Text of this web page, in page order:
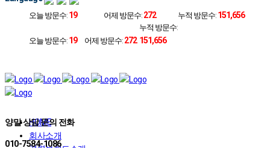
오늘 방문수: 19 어제 방문수: 272 누적 방문수: 151,656
오늘 방문수: 19 어제 방문수: 272
누적 방문수:
151,656
양말 상담 문의 전화
010-7584-1086
HOME
회사소개